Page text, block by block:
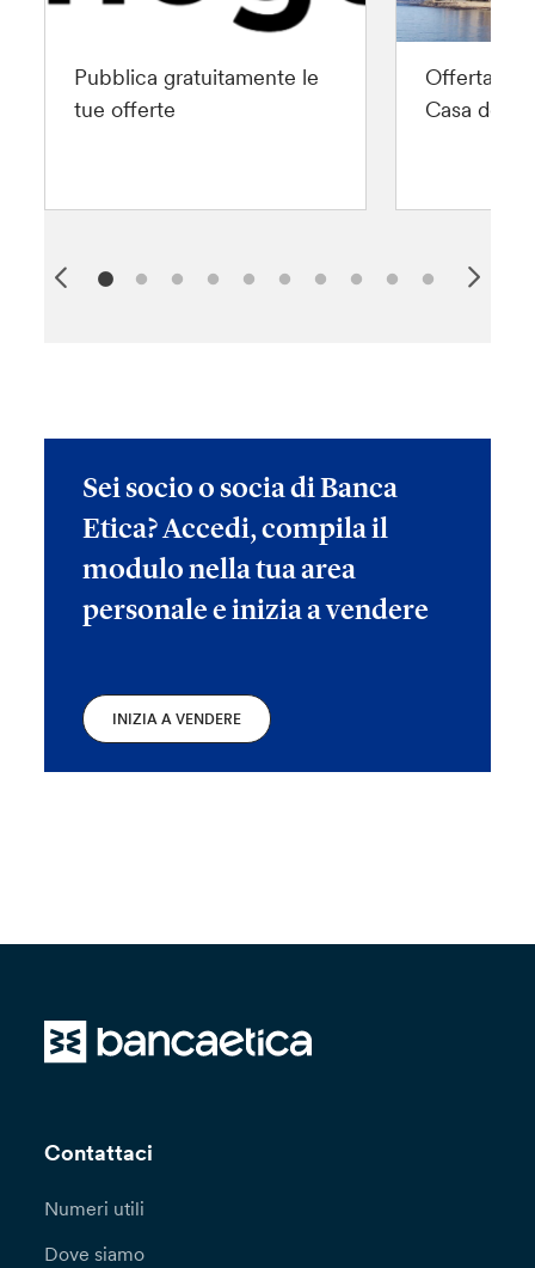
Pubblica gratuitamente le
tue offerte
Offerta
Casa del
Sei socio o socia di Banca
Etica? Accedi, compila il
modulo nella tua area
personale e inizia a vendere
INIZIA A VENDERE
Contattaci
Numeri utili
Dove siamo